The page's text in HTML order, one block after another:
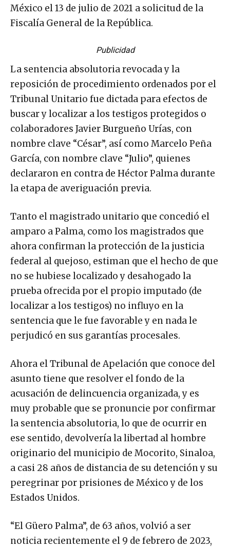
México el 13 de julio de 2021 a solicitud de la
Fiscalía General de la República.
Publicidad
La sentencia absolutoria revocada y la
reposición de procedimiento ordenados por el
Tribunal Unitario fue dictada para efectos de
buscar y localizar a los testigos protegidos o
colaboradores Javier Burgueño Urías, con
nombre clave “César”, así como Marcelo Peña
García, con nombre clave “Julio”, quienes
declararon en contra de Héctor Palma durante
la etapa de averiguación previa.
Tanto el magistrado unitario que concedió el
amparo a Palma, como los magistrados que
ahora confirman la protección de la justicia
federal al quejoso, estiman que el hecho de que
no se hubiese localizado y desahogado la
prueba ofrecida por el propio imputado (de
localizar a los testigos) no influyo en la
sentencia que le fue favorable y en nada le
perjudicó en sus garantías procesales.
Ahora el Tribunal de Apelación que conoce del
asunto tiene que resolver el fondo de la
acusación de delincuencia organizada, y es
muy probable que se pronuncie por confirmar
la sentencia absolutoria, lo que de ocurrir en
ese sentido, devolvería la libertad al hombre
originario del municipio de Mocorito, Sinaloa,
a casi 28 años de distancia de su detención y su
peregrinar por prisiones de México y de los
Estados Unidos.
“El Güero Palma”, de 63 años, volvió a ser
noticia recientemente el 9 de febrero de 2023,